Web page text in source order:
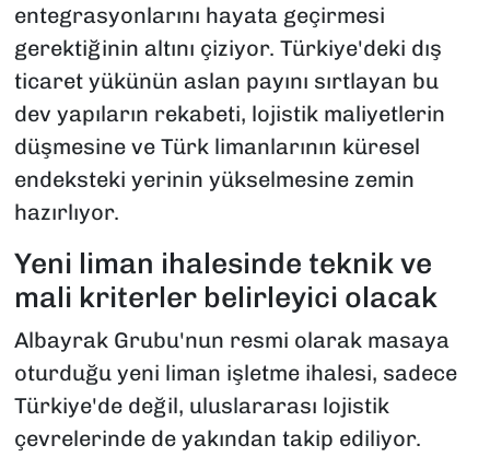
entegrasyonlarını hayata geçirmesi
gerektiğinin altını çiziyor. Türkiye'deki dış
ticaret yükünün aslan payını sırtlayan bu
dev yapıların rekabeti, lojistik maliyetlerin
düşmesine ve Türk limanlarının küresel
endeksteki yerinin yükselmesine zemin
hazırlıyor.
Yeni liman ihalesinde teknik ve
mali kriterler belirleyici olacak
Albayrak Grubu'nun resmi olarak masaya
oturduğu yeni liman işletme ihalesi, sadece
Türkiye'de değil, uluslararası lojistik
çevrelerinde de yakından takip ediliyor.